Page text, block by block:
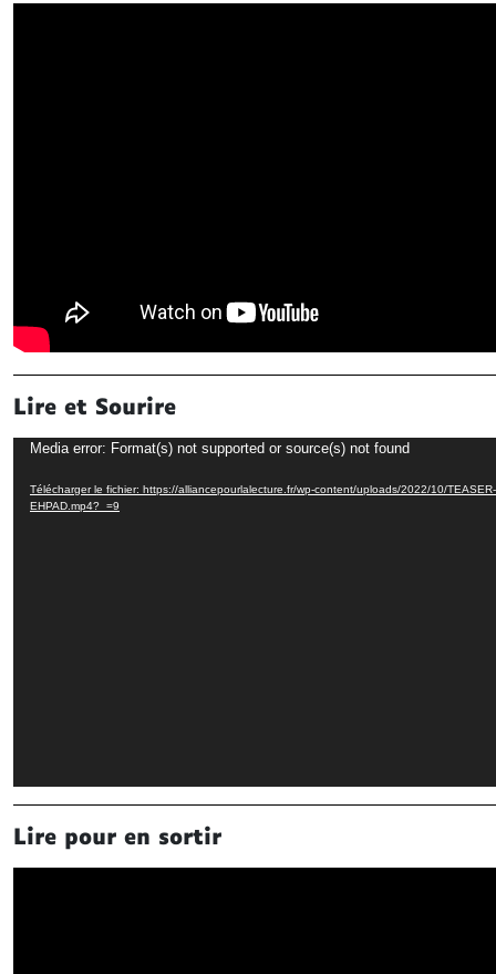
Lire et Sourire
Lecteur
Media error: Format(s) not supported or source(s) not found
Télécharger le fichier: https://alliancepourlalecture.fr/wp-content/uploads/2022/10/
EHPAD.mp4?_=9
Lire pour en sortir